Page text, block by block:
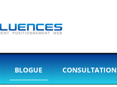
BLOGUE CONSULTATION